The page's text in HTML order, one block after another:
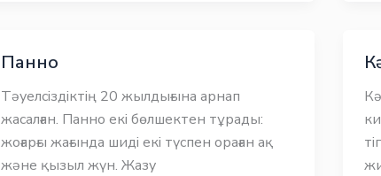
Панно
Тәуелсіздіктің 20 жылдығына арнап
жасалған. Панно екі бөлшектен тұрады:
жоғарғы жағында шиді екі түспен ораған ақ
және қызыл жүн. Жазу